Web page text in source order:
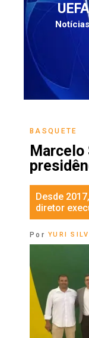
BASQUETE
Marcelo
Desde
diretor
Por YURI